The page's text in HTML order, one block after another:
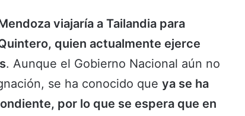
viajaría a Tailandia para
quien actualmente ejerce
. Aunque el Gobierno Nacional aún no
se ha conocido que ya se ha
por lo que se espera que en